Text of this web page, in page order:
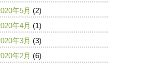
年5月 (2)
年4月 (1)
年3月 (3)
年2月 (6)